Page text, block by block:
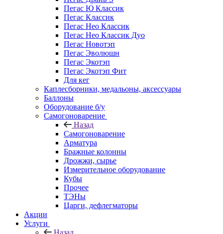
Пегас Ю Классик
Пегас Классик
Пегас Нео Классик
Пегас Нео Классик Дуо
Пегас Новотэп
Пегас Эволюшн
Пегас Экотэп
Пегас Экотэп Фит
Для кег
Каплесборники, медальоны, аксессуары
Баллоны
Оборудование б/у
Самогоноварение
Назад
Самогоноварение
Арматура
Бражные колонны
Дрожжи, сырье
Измерительное оборудование
Кубы
Прочее
ТЭНы
Царги, дефлегматоры
Акции
Услуги
Назад